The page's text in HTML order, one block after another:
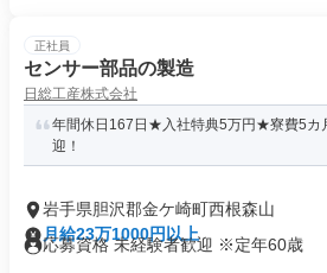
正社員
センサー部品の製造
日総工産株式会社
年間休日167日★入社特典5万円★寮費5カ
迎！
岩手県胆沢郡金ケ崎町西根森山
月給23万1000円以上
応募資格 未経験者歓迎 ※定年60歳